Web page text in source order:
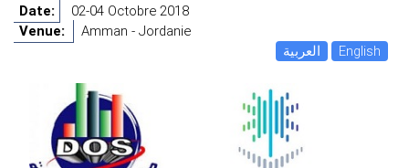
Date:
02-04 Octobre 2018
Venue:
Amman - Jordanie
العربية
English